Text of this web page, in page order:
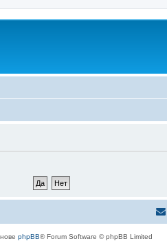
phpBB® Forum Software © phpBB Limited